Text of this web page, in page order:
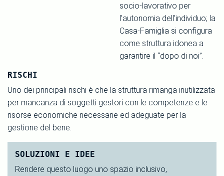
socio-lavorativo per
l’autonomia dell’individuo; la
Casa-Famiglia si configura
come struttura idonea a
garantire il “dopo di noi”.
RISCHI
Uno dei principali rischi è che la struttura rimanga inutilizzata
per mancanza di soggetti gestori con le competenze e le
risorse economiche necessarie ed adeguate per la
gestione del bene.
SOLUZIONI E IDEE
Rendere questo luogo uno spazio inclusivo,